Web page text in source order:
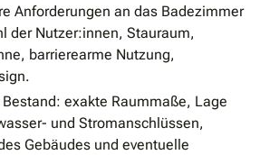
Anforderungen an das Badezimmer
der Nutzer:innen, Stauraum,
barrierearme Nutzung,
exakte Raummaße, Lage
und Stromanschlüssen,
Gebäudes und eventuelle